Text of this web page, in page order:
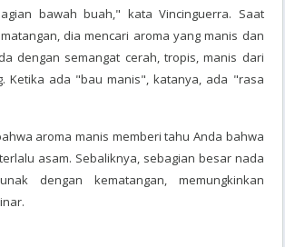
bawah buah," kata Vincinguerra. Saat
dia mencari aroma yang manis dan
dengan semangat cerah, tropis, manis dari
Ketika ada "bau manis", katanya, ada "rasa
aroma manis memberi tahu Anda bahwa
asam. Sebaliknya, sebagian besar nada
dengan kematangan, memungkinkan